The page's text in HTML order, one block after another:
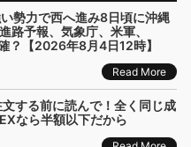
勢力で西へ進み8日頃に沖縄
路予報、気象庁、米軍、
？【2026年8月4日12時】
Read More
する前に読んで！全く同じ成
なら半額以下だから